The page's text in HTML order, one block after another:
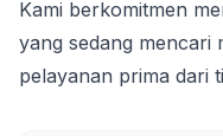
Kami berkomitmen
yang sedang mencari
pelayanan prima dari